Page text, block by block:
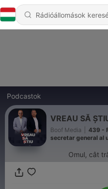
Podcastok
VREAU SĂ
Boof Media
439 -
secretar general al
Omul, cât